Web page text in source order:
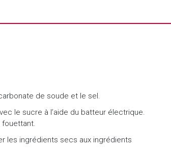
de soude et le sel.
le sucre à l’aide du batteur électrique.
fouettant.
les ingrédients secs aux ingrédients